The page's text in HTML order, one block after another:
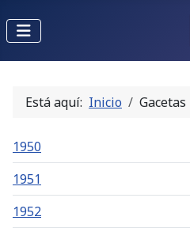
Está aquí: Inicio Gacetas
1950
1951
1952